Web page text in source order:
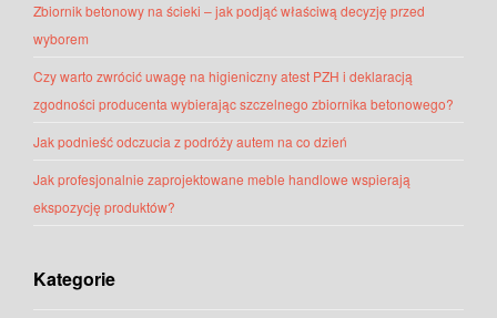
Zbiornik betonowy na ścieki – jak podjąć właściwą decyzję przed
wyborem
Czy warto zwrócić uwagę na higieniczny atest PZH i deklaracją
zgodności producenta wybierając szczelnego zbiornika betonowego?
Jak podnieść odczucia z podróży autem na co dzień
Jak profesjonalnie zaprojektowane meble handlowe wspierają
ekspozycję produktów?
Kategorie